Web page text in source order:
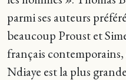
parmi ses auteurs
beaucoup Proust et
français
Ndiaye est la plus